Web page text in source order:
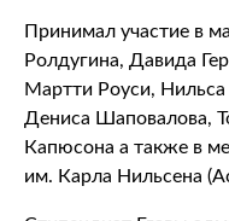
Принимал участие в
Ролдугина, Давида
Мартти Роуси,
Дениса Шаповалова,
Капюсона а также в
им. Карла Нильсена